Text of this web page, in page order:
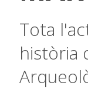
Tota
història